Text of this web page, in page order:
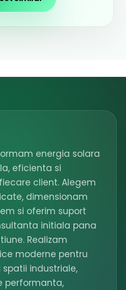
energia solara
eficienta si
client. Alegem
dimensionam
si oferim suport
initiala pana
Realizam
moderne pentru
industriale,
performanta,